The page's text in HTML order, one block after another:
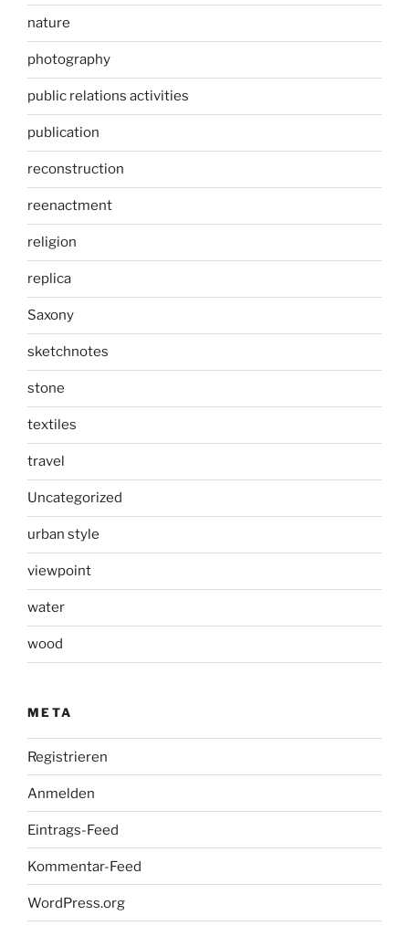
nature
photography
public relations activities
publication
reconstruction
reenactment
religion
replica
Saxony
sketchnotes
stone
textiles
travel
Uncategorized
urban style
viewpoint
water
wood
META
Registrieren
Anmelden
Eintrags-Feed
Kommentar-Feed
WordPress.org